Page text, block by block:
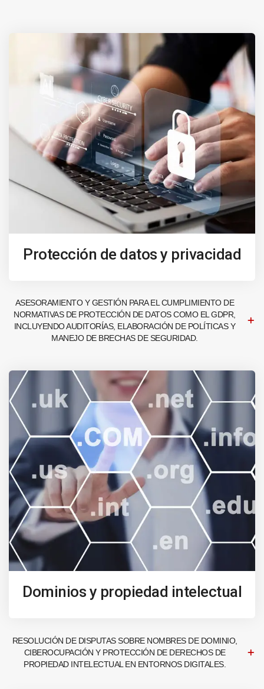
Protección de datos y privacidad
ASESORAMIENTO Y GESTIÓN PARA EL CUMPLIMIENTO DE
NORMATIVAS DE PROTECCIÓN DE DATOS COMO EL GDPR,
INCLUYENDO AUDITORÍAS, ELABORACIÓN DE POLÍTICAS Y
MANEJO DE BRECHAS DE SEGURIDAD.
Dominios y propiedad intelectual
RESOLUCIÓN DE DISPUTAS SOBRE NOMBRES DE DOMINIO,
CIBEROCUPACIÓN Y PROTECCIÓN DE DERECHOS DE
PROPIEDAD INTELECTUAL EN ENTORNOS DIGITALES.